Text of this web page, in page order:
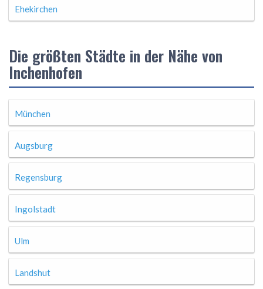
Ehekirchen
Die größten Städte in der Nähe von
Inchenhofen
München
Augsburg
Regensburg
Ingolstadt
Ulm
Landshut